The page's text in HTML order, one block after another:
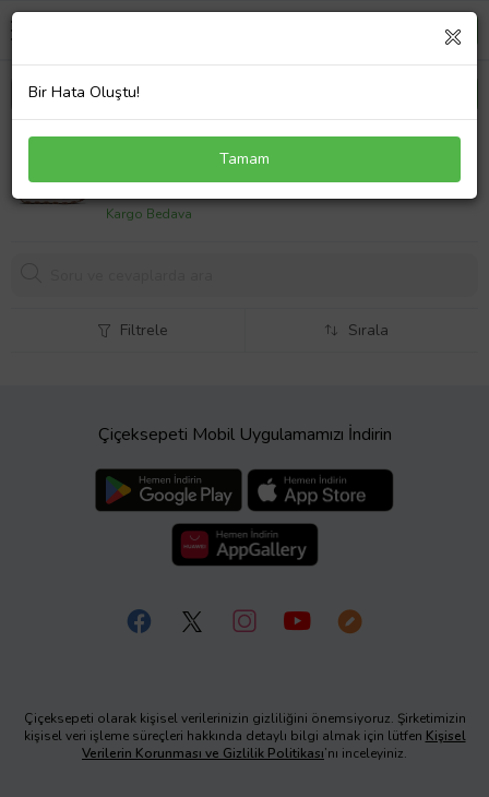
Timberland Winsor Trail Low Lace Up Wp Erkek
Trekking Ayakkabısı TB0A6DH2EJK1 Mavi
6999,00 TL
Kargo Bedava
Filtrele Sırala
Çiçeksepeti Mobil Uygulamamızı İndirin
Çiçeksepeti olarak kişisel verilerinizin gizliliğini önemsiyoruz. Şirketimizin
kişisel veri işleme süreçleri hakkında detaylı bilgi almak için lütfen Kişisel
Verilerin Korunması ve Gizlilik Politikası’nı inceleyiniz.
Bir Hata Oluştu!
Tamam